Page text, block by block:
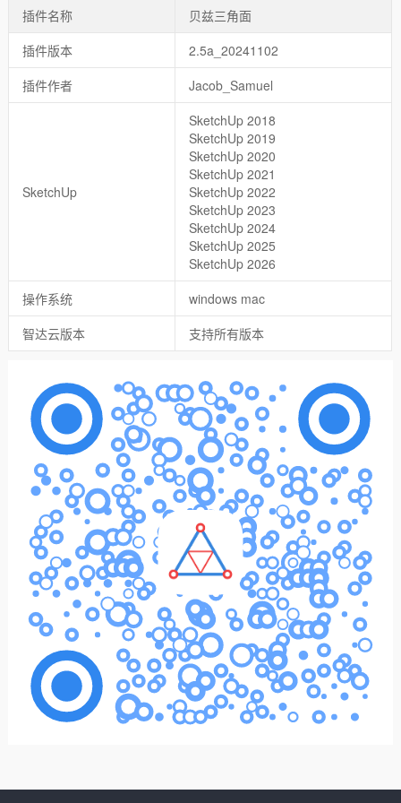
插件名称
贝兹三角面
插件版本
2.5a_20241102
插件作者
Jacob_Samuel
SketchUp
SketchUp 2018
SketchUp 2019
SketchUp 2020
SketchUp 2021
SketchUp 2022
SketchUp 2023
SketchUp 2024
SketchUp 2025
SketchUp 2026
操作系统
windows mac
智达云版本
支持所有版本